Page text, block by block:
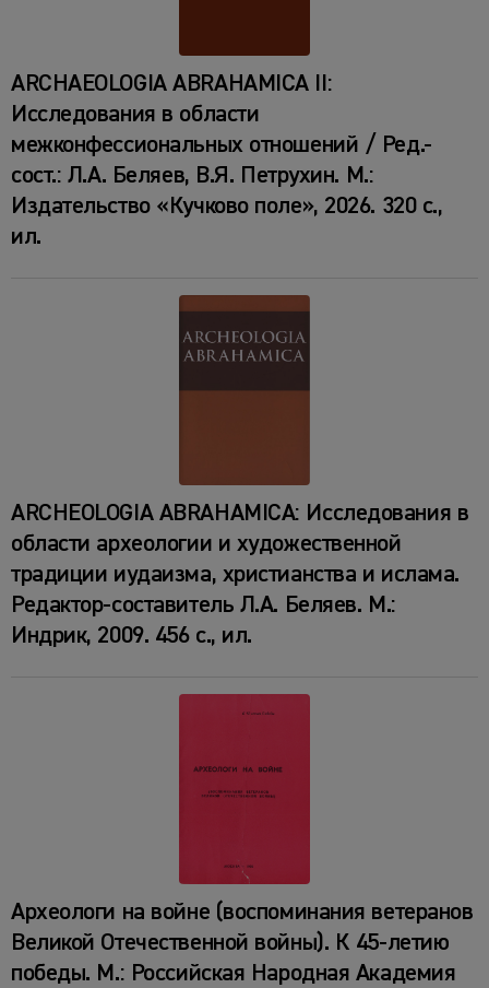
ARCHAEOLOGIA ABRAHAMICA II:
Исследования в области
межконфессиональных отношений / Ред.-
сост.: Л.А. Беляев, В.Я. Петрухин. М.:
Издательство «Кучково поле», 2026. 320 с.,
ил.
ARCHEOLOGIA ABRAHAMICA: Исследования в
области археологии и художественной
традиции иудаизма, христианства и ислама.
Редактор-составитель Л.А. Беляев. М.:
Индрик, 2009. 456 с., ил.
Археологи на войне (воспоминания ветеранов
Великой Отечественной войны). К 45-летию
победы. М.: Российская Народная Академия